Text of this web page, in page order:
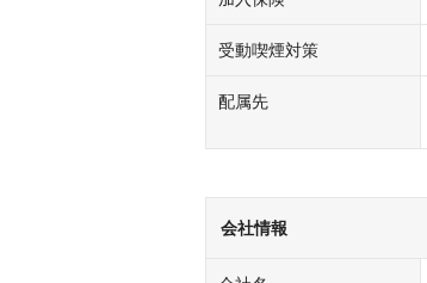
受動喫煙対策
配属先
会社情報